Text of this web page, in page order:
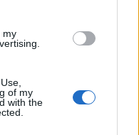
my
of my
with the
Scarica